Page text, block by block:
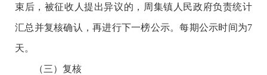
束后，被征收人提出异议的，周集镇人民政府负责统计
汇总并复核确认，再进行下一榜公示。每期公示时间为7
天。
（三）复核